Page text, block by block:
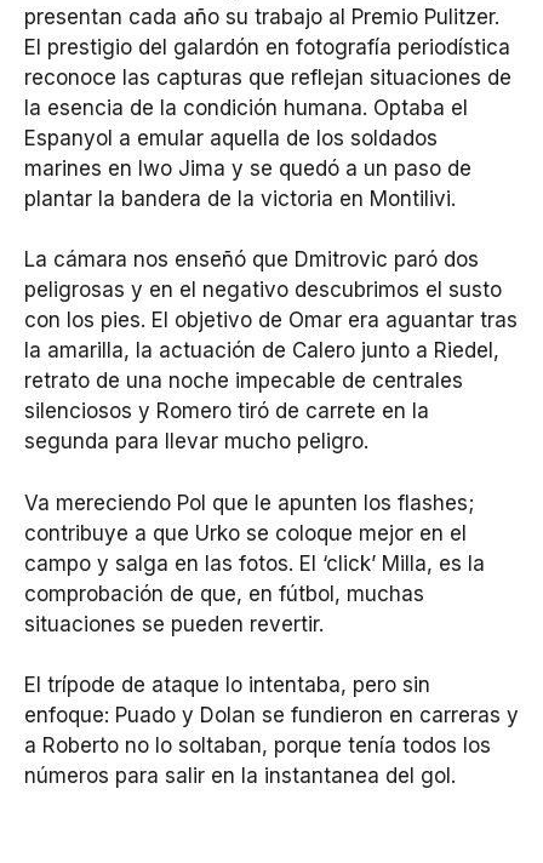
presentan cada año su trabajo al Premio Pulitzer.
El prestigio del galardón en fotografía periodística
reconoce las capturas que reflejan situaciones de
la esencia de la condición humana. Optaba el
Espanyol a emular aquella de los soldados
marines en Iwo Jima y se quedó a un paso de
plantar la bandera de la victoria en Montilivi.
La cámara nos enseñó que Dmitrovic paró dos
peligrosas y en el negativo descubrimos el susto
con los pies. El objetivo de Omar era aguantar tras
la amarilla, la actuación de Calero junto a Riedel,
retrato de una noche impecable de centrales
silenciosos y Romero tiró de carrete en la
segunda para llevar mucho peligro.
Va mereciendo Pol que le apunten los flashes;
contribuye a que Urko se coloque mejor en el
campo y salga en las fotos. El ‘click’ Milla, es la
comprobación de que, en fútbol, muchas
situaciones se pueden revertir.
El trípode de ataque lo intentaba, pero sin
enfoque: Puado y Dolan se fundieron en carreras y
a Roberto no lo soltaban, porque tenía todos los
números para salir en la instantanea del gol.